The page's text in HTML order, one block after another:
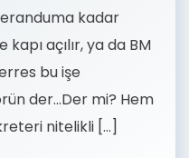
kadar
açılır, ya da BM
bu işe
der…Der mi? Hem
nitelikli […]